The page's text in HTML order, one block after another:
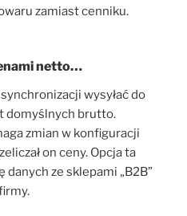
zamiast cenniku.
netto…
wysyłać do
domyślnych brutto.
zmian w konfiguracji
on ceny. Opcja ta
danych ze sklepami „B2B”